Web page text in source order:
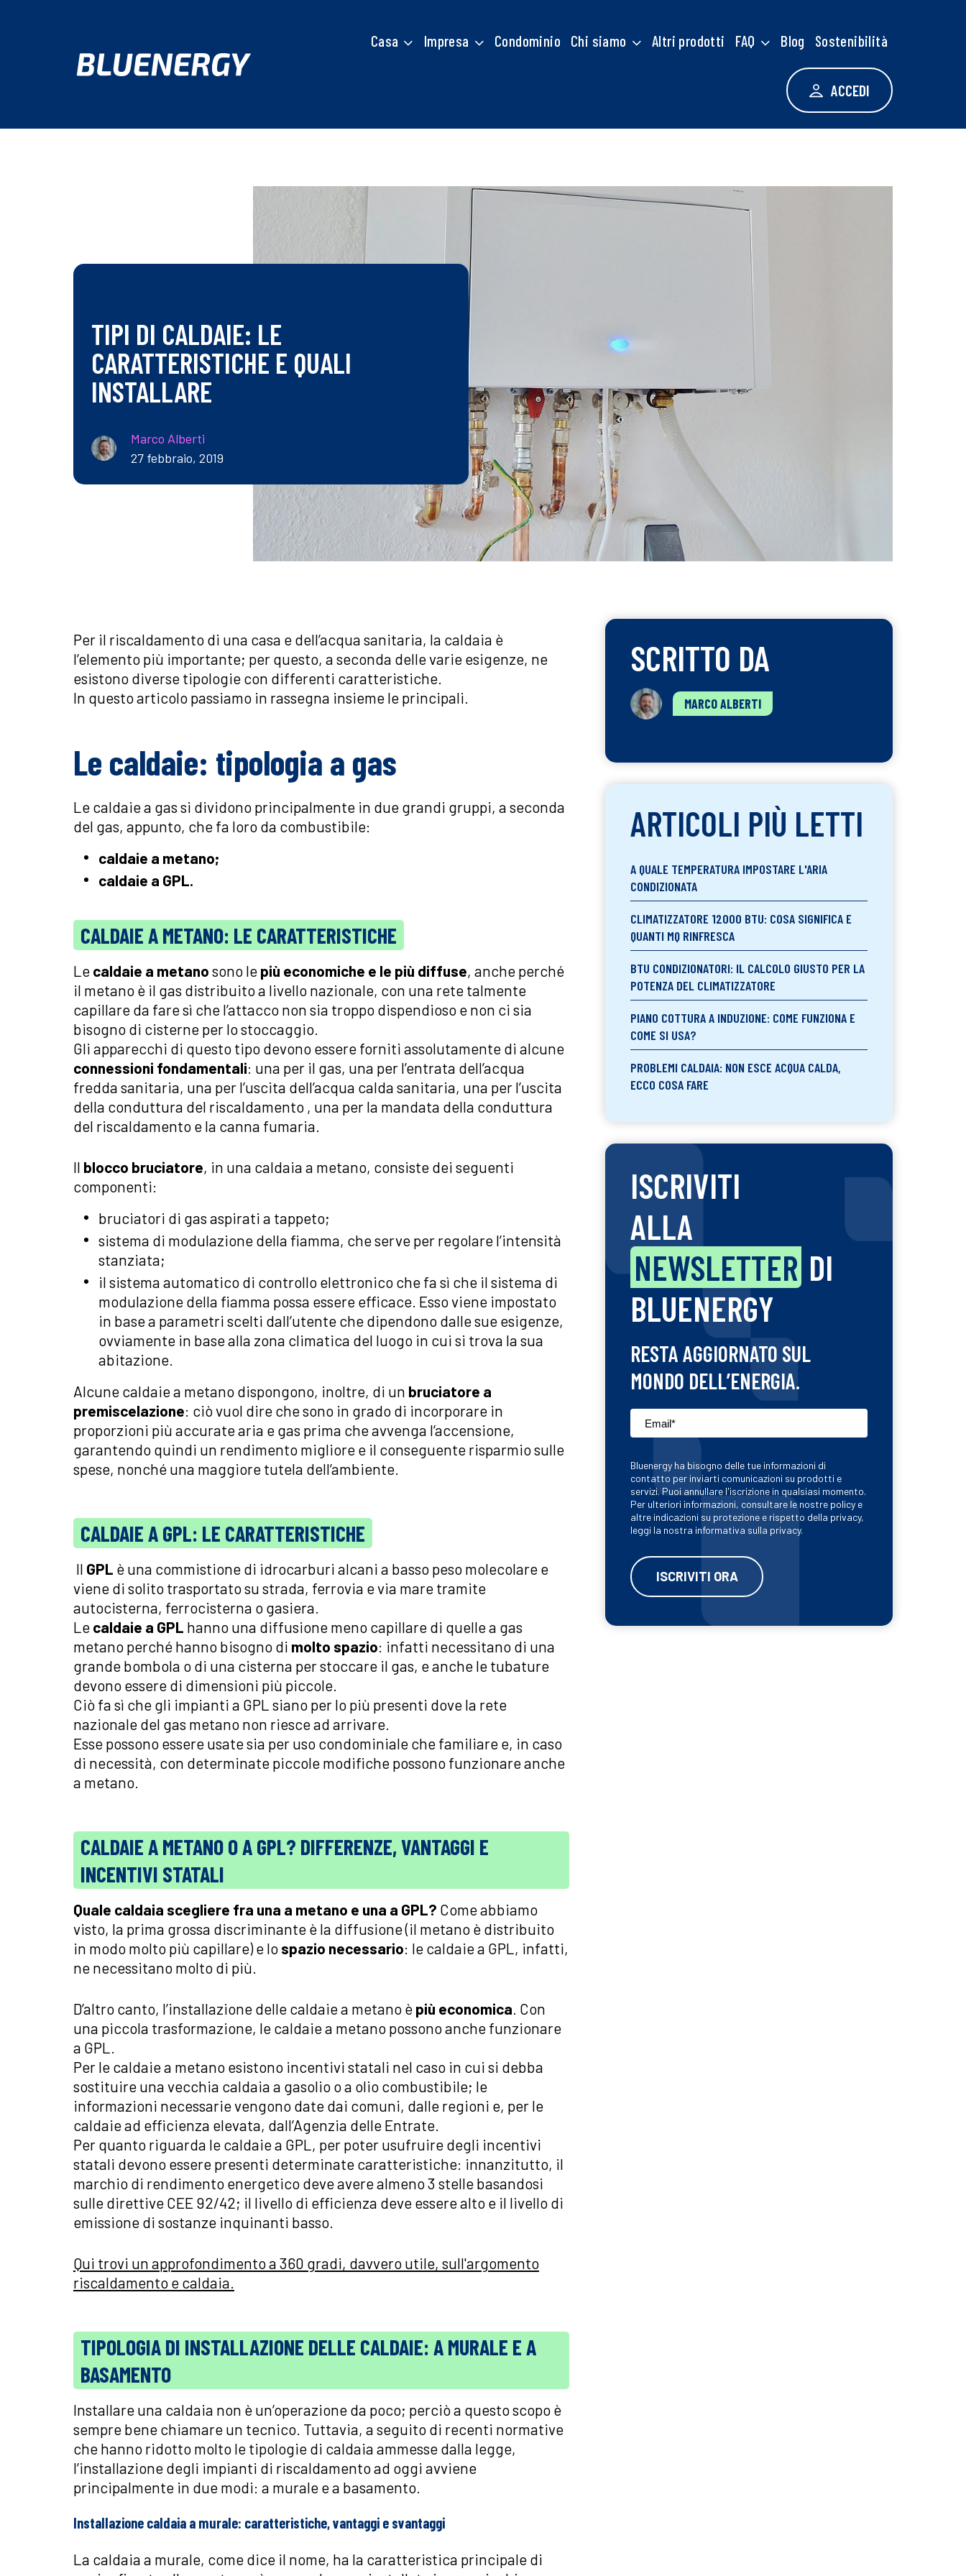
Casa Impresa Condominio Chi siamo Altri prodotti FAQ Blog Sostenibilità
ACCEDI
TIPI DI CALDAIE: LE
CARATTERISTICHE E QUALI
INSTALLARE
Marco Alberti
27 febbraio, 2019
Per il riscaldamento di una casa e dell’acqua sanitaria, la caldaia è
l’elemento più importante; per questo, a seconda delle varie esigenze, ne
esistono diverse tipologie con differenti caratteristiche.
In questo articolo passiamo in rassegna insieme le principali.
Le caldaie: tipologia a gas
Le caldaie a gas si dividono principalmente in due grandi gruppi, a seconda
del gas, appunto, che fa loro da combustibile:
caldaie a metano;
caldaie a GPL.
CALDAIE A METANO: LE CARATTERISTICHE
Le caldaie a metano sono le più economiche e le più diffuse, anche perché
il metano è il gas distribuito a livello nazionale, con una rete talmente
capillare da fare sì che l’attacco non sia troppo dispendioso e non ci sia
bisogno di cisterne per lo stoccaggio.
Gli apparecchi di questo tipo devono essere forniti assolutamente di alcune
connessioni fondamentali: una per il gas, una per l’entrata dell’acqua
fredda sanitaria, una per l’uscita dell’acqua calda sanitaria, una per l’uscita
della conduttura del riscaldamento , una per la mandata della conduttura
del riscaldamento e la canna fumaria.
Il blocco bruciatore, in una caldaia a metano, consiste dei seguenti
componenti:
bruciatori di gas aspirati a tappeto;
sistema di modulazione della fiamma, che serve per regolare l’intensità
stanziata;
il sistema automatico di controllo elettronico che fa sì che il sistema di
modulazione della fiamma possa essere efficace. Esso viene impostato
in base a parametri scelti dall’utente che dipendono dalle sue esigenze,
ovviamente in base alla zona climatica del luogo in cui si trova la sua
abitazione.
Alcune caldaie a metano dispongono, inoltre, di un bruciatore a
premiscelazione: ciò vuol dire che sono in grado di incorporare in
proporzioni più accurate aria e gas prima che avvenga l’accensione,
garantendo quindi un rendimento migliore e il conseguente risparmio sulle
spese, nonché una maggiore tutela dell’ambiente.
CALDAIE A GPL: LE CARATTERISTICHE
Il GPL è una commistione di idrocarburi alcani a basso peso molecolare e
viene di solito trasportato su strada, ferrovia e via mare tramite
autocisterna, ferrocisterna o gasiera.
Le caldaie a GPL hanno una diffusione meno capillare di quelle a gas
metano perché hanno bisogno di molto spazio: infatti necessitano di una
grande bombola o di una cisterna per stoccare il gas, e anche le tubature
devono essere di dimensioni più piccole.
Ciò fa sì che gli impianti a GPL siano per lo più presenti dove la rete
nazionale del gas metano non riesce ad arrivare.
Esse possono essere usate sia per uso condominiale che familiare e, in caso
di necessità, con determinate piccole modifiche possono funzionare anche
a metano.
CALDAIE A METANO O A GPL? DIFFERENZE, VANTAGGI E
INCENTIVI STATALI
Quale caldaia scegliere fra una a metano e una a GPL? Come abbiamo
visto, la prima grossa discriminante è la diffusione (il metano è distribuito
in modo molto più capillare) e lo spazio necessario: le caldaie a GPL, infatti,
ne necessitano molto di più.
D’altro canto, l’installazione delle caldaie a metano è più economica. Con
una piccola trasformazione, le caldaie a metano possono anche funzionare
a GPL.
Per le caldaie a metano esistono incentivi statali nel caso in cui si debba
sostituire una vecchia caldaia a gasolio o a olio combustibile; le
informazioni necessarie vengono date dai comuni, dalle regioni e, per le
caldaie ad efficienza elevata, dall’Agenzia delle Entrate.
Per quanto riguarda le caldaie a GPL, per poter usufruire degli incentivi
statali devono essere presenti determinate caratteristiche: innanzitutto, il
marchio di rendimento energetico deve avere almeno 3 stelle basandosi
sulle direttive CEE 92/42; il livello di efficienza deve essere alto e il livello di
emissione di sostanze inquinanti basso.
Qui trovi un approfondimento a 360 gradi, davvero utile, sull'argomento
riscaldamento e caldaia.
TIPOLOGIA DI INSTALLAZIONE DELLE CALDAIE: A MURALE E A
BASAMENTO
Installare una caldaia non è un’operazione da poco; perciò a questo scopo è
sempre bene chiamare un tecnico. Tuttavia, a seguito di recenti normative
che hanno ridotto molto le tipologie di caldaia ammesse dalla legge,
l’installazione degli impianti di riscaldamento ad oggi avviene
principalmente in due modi: a murale e a basamento.
Installazione caldaia a murale: caratteristiche, vantaggi e svantaggi
La caldaia a murale, come dice il nome, ha la caratteristica principale di
SCRITTO DA
MARCO ALBERTI
ARTICOLI PIÙ LETTI
A QUALE TEMPERATURA IMPOSTARE L'ARIA
CONDIZIONATA
CLIMATIZZATORE 12000 BTU: COSA SIGNIFICA E
QUANTI MQ RINFRESCA
BTU CONDIZIONATORI: IL CALCOLO GIUSTO PER LA
POTENZA DEL CLIMATIZZATORE
PIANO COTTURA A INDUZIONE: COME FUNZIONA E
COME SI USA?
PROBLEMI CALDAIA: NON ESCE ACQUA CALDA,
ECCO COSA FARE
ISCRIVITI
ALLA
NEWSLETTER DI
BLUENERGY
RESTA AGGIORNATO SUL
MONDO DELL’ENERGIA.
Bluenergy ha bisogno delle tue informazioni di
contatto per inviarti comunicazioni su prodotti e
servizi. Puoi annullare l'iscrizione in qualsiasi momento.
Per ulteriori informazioni, consultare le nostre policy e
altre indicazioni su protezione e rispetto della privacy,
leggi la nostra informativa sulla privacy.